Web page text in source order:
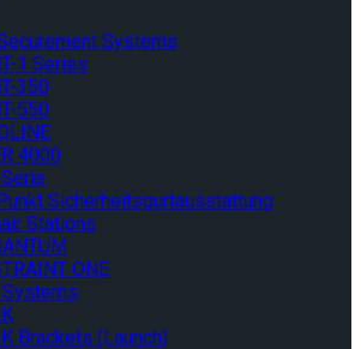
Systems
1 Series
350
550
4000
Sicherheitsgurtausstattung
Stations
ONE
Brackets (Launch)